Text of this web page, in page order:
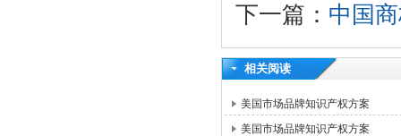
下一篇： 中国
相关阅读
美国市场品牌知识产权方案
美国市场品牌知识产权方案